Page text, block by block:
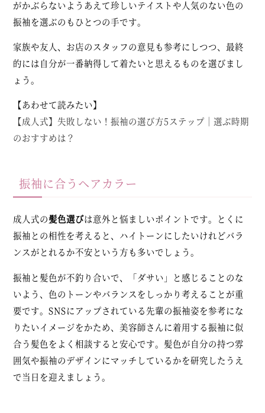
がかぶらないようあえて珍しいテイストや人気のない色の
振袖を選ぶのもひとつの手です。
家族や友人、お店のスタッフの意見も参考にしつつ、最終
的には自分が一番納得して着たいと思えるものを選びまし
ょう。
【あわせて読みたい】
【成人式】失敗しない！振袖の選び方5ステップ｜選ぶ時期
のおすすめは？
振袖に合うヘアカラー
成人式の髪色選びは意外と悩ましいポイントです。とくに
振袖との相性を考えると、ハイトーンにしたいけれどバラ
ンスがとれるか不安という方も多いでしょう。
振袖と髪色が不釣り合いで、「ダサい」と感じることのな
いよう、色のトーンやバランスをしっかり考えることが重
要です。SNSにアップされている先輩の振袖姿を参考にな
りたいイメージをかため、美容師さんに着用する振袖に似
合う髪色をよく相談すると安心です。髪色が自分の持つ雰
囲気や振袖のデザインにマッチしているかを研究したうえ
で当日を迎えましょう。